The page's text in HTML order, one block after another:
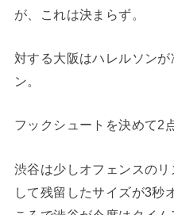
が、これは決まらず。
対する大阪はハレルソン
ン。
フックシュートを決めて2
渋谷は少しオフェンスの
して残留したサイズが3秒